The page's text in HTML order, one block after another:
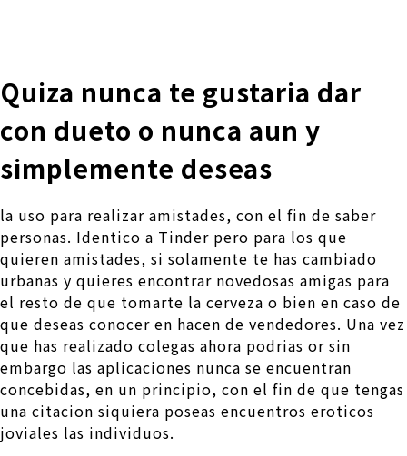
Quiza nunca te gustaria dar
con dueto o nunca aun y
simplemente deseas
la uso para realizar amistades, con el fin de saber
personas. Identico a Tinder pero para los que
quieren amistades, si solamente te has cambiado
urbanas y quieres encontrar novedosas amigas para
el resto de que tomarte la cerveza o bien en caso de
que deseas conocer en hacen de vendedores. Una vez
que has realizado colegas ahora podrias or sin
embargo las aplicaciones nunca se encuentran
concebidas, en un principio, con el fin de que tengas
una citacion siquiera poseas encuentros eroticos
joviales las individuos.